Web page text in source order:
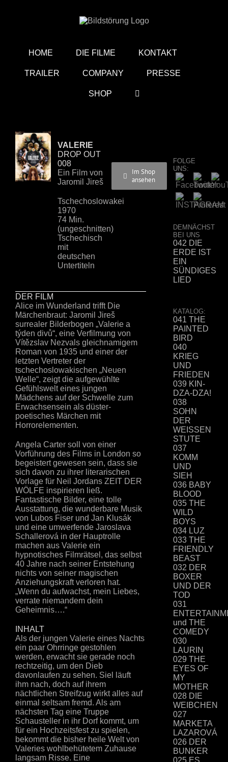
HOME DIE FILME KONTAKT
TRAILER COMPANY PRESSE
SHOP
VALERIE
DROP OUT
008
Ein Film von
Jaromil Jireš
Tschechoslowakei
1970
74 Min.
(ungeschnitten)
Tschechisch
mit
deutschen
Untertiteln
Im Shop
ansehen
DER FILM
Alice im Wunderland trifft Die
Märchenbraut: Jaromil Jireš
surrealer Bilderbogen „Valerie a
týden divů“, eine Verfilmung von
Vítězslav Nezvals gleichnamigem
Roman von 1935 und einer der
letzten Vertreter der
tschechoslowakischen „Neuen
Welle“, zeigt die aufgewühlte
Gefühlswelt eines jungen
Mädchens auf der Schwelle zum
Erwachsensein als düster-
poetisches Märchen mit
Horrorelementen.
Angela Carter soll von einer
Vorführung des Films in London so
begeistert gewesen sein, dass sie
sich davon zu ihrer literarischen
Vorlage für Neil Jordans ZEIT DER
WÖLFE inspirieren ließ.
Fantastische Bilder, eine tolle
Ausstattung, die wunderbare Musik
von Lubos Fiser und Jan Klusák
und eine umwerfende Jaroslava
Schallerová in der Hauptrolle
machen aus Valerie ein
hypnotisches Filmrätsel, das selbst
40 Jahre nach seiner Entstehung
nichts von seiner magischen
Anziehungskraft verloren hat.
„Wenn du aufwachst, mein Liebes,
verrate niemandem dein
Geheimnis….“
INHALT
Als der jungen Valerie eines Nachts
ein paar Ohrringe gestohlen
werden, erwacht sie gerade noch
rechtzeitig, um den Dieb
davonlaufen zu sehen. Siel läuft
ihm nach, doch auf ihrem
nächtlichen Streifzug wirkt alles auf
einmal seltsam fremd. Als am
nächsten Tag eine Truppe
Schausteller in ihr Dorf kommt, um
für ein Hochzeitsfest zu spielen,
bekommt die bisher heile Welt von
Valeries wohlbehütetem Zuhause
langsam Risse. Eine
FOLGE
UNS:
DEMNÄCHST
BEI UNS
042 DIE
ERDE IST
EIN
SÜNDIGES
LIED
KATALOG:
041 THE
PAINTED
BIRD
040
KRIEG
UND
FRIEDEN
039 KIN-
DZA-DZA!
038
SOHN
DER
WEISSEN
STUTE
037
KOMM
UND
SIEH
036 BABY
BLOOD
035 THE
WILD
BOYS
034 LUZ
033 THE
FRIENDLY
BEAST
032 DER
BOXER
UND DER
TOD
031
und THE
COMEDY
030
LAURIN
029 THE
EYES OF
MY
MOTHER
028 DIE
WEIBCHEN
027
MARKETA
LAZAROVÁ
026 DER
BUNKER
025 ES